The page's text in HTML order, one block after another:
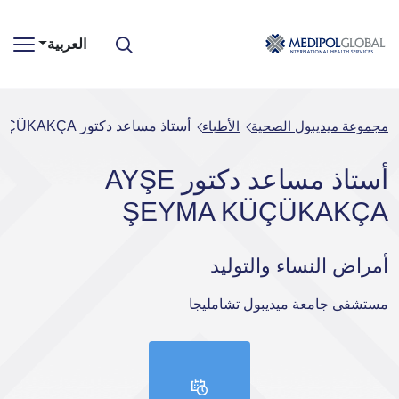
العربية
مجموعة ميديبول الصحية الأطباء أستاذ مساعد دكتور AYŞE ŞEYMA KÜÇÜKAKÇA
أستاذ مساعد دكتور AYŞE
ŞEYMA KÜÇÜKAKÇA
أمراض النساء والتوليد
مستشفى جامعة ميديبول تشامليجا